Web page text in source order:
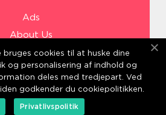
Ads
About Us
Cookies
Contact
Sitemap
bruges cookies til at huske dine
og personalisering af indhold og
deles med tredjepart. Ved
godkender du cookiepolitikken.
Privatlivspolitik